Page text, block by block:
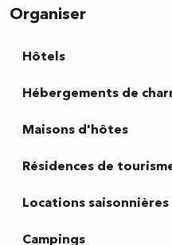
Organiser
Hôtels
Hébergements de
Maisons d'hôtes
Résidences de
Locations saisonnières
Campings
Brochures